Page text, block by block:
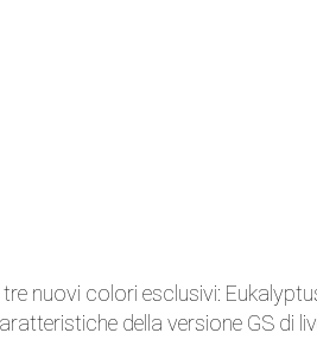
nuovi colori esclusivi:
della versione GS di